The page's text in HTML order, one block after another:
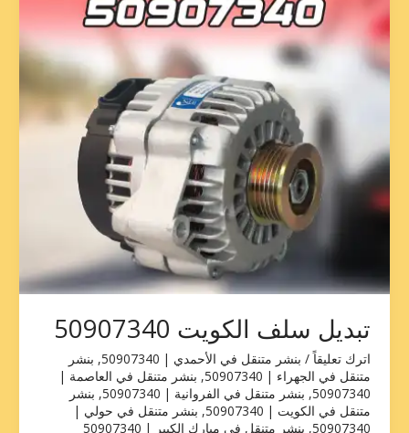
تبديل سلف الكويت 50907340
اترك تعليقاً / بنشر متنقل في الأحمدي | 50907340 , بنشر
متنقل في الجهراء | 50907340
, بنشر متنقل في العاصمة |
50907340
, بنشر متنقل في الفروانية | 50907340 , بنشر
متنقل في الكويت | 50907340
, بنشر متنقل في حولي |
50907340
, بنشر متنقل في مبارك الكبير | 50907340